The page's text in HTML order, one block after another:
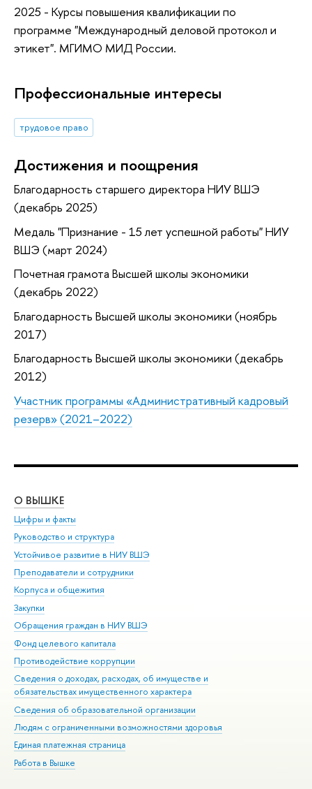
2025 - Курсы повышения квалификации по
программе "Международный деловой протокол и
этикет". МГИМО МИД России.
Профессиональные интересы
трудовое право
Достижения и поощрения
Благодарность старшего директора НИУ ВШЭ
(декабрь 2025)
Медаль "Признание - 15 лет успешной работы" НИУ
ВШЭ (март 2024)
Почетная грамота Высшей школы экономики
(декабрь 2022)
Благодарность Высшей школы экономики (ноябрь
2017)
Благодарность Высшей школы экономики (декабрь
2012)
Участник программы «Административный кадровый
резерв» (2021–2022)
О ВЫШКЕ
Цифры и факты
Руководство и структура
Устойчивое развитие в НИУ ВШЭ
Преподаватели и сотрудники
Корпуса и общежития
Закупки
Обращения граждан в НИУ ВШЭ
Фонд целевого капитала
Противодействие коррупции
Сведения о доходах, расходах, об имуществе и
обязательствах имущественного характера
Сведения об образовательной организации
Людям с ограниченными возможностями здоровья
Единая платежная страница
Работа в Вышке